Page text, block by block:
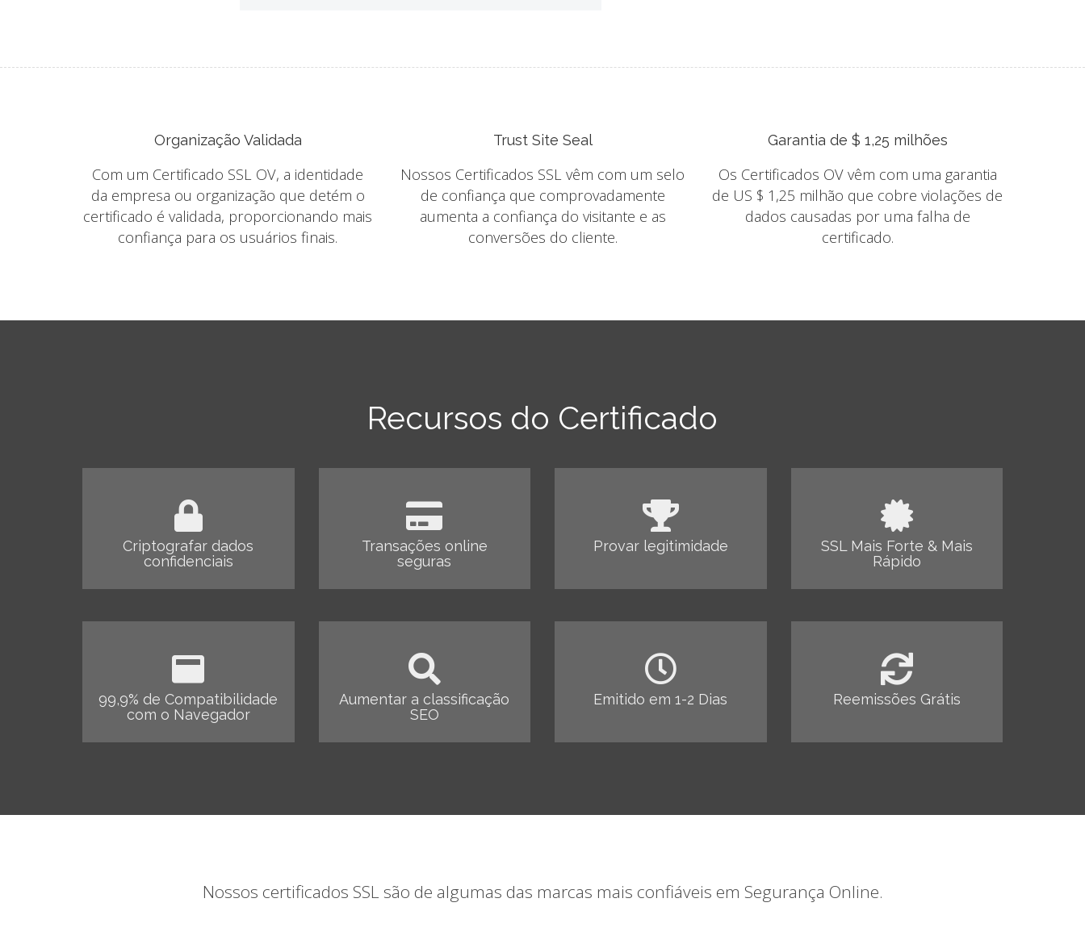
Organização Validada
Com um Certificado SSL OV, a identidade
da empresa ou organização que detém o
certificado é validada, proporcionando mais
confiança para os usuários finais.
Trust Site Seal
Nossos Certificados SSL vêm com um selo
de confiança que comprovadamente
aumenta a confiança do visitante e as
conversões do cliente.
Garantia de $ 1,25 milhões
Os Certificados OV vêm com uma garantia
de US $ 1,25 milhão que cobre violações de
dados causadas por uma falha de
certificado.
Recursos do Certificado
Criptografar dados
confidenciais
Transações online
seguras
Provar legitimidade
SSL Mais Forte & Mais
Rápido
99,9% de Compatibilidade
com o Navegador
Aumentar a classificação
SEO
Emitido em 1-2 Dias Reemissões Grátis
Nossos certificados SSL são de algumas das marcas mais confiáveis em Segurança Online.